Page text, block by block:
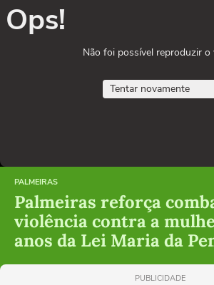
Ops!
Não foi possível reproduzir o
Tentar novamente
PALMEIRAS
Palmeiras reforça
violência contra a
anos da Lei Maria da
PUBLICIDADE